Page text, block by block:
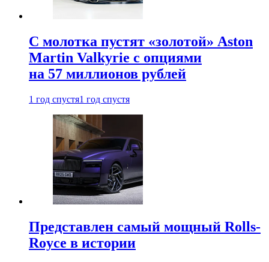
С молотка пустят «золотой» Aston
Martin Valkyrie с опциями
на 57 миллионов рублей
1 год спустя1 год спустя
Представлен самый мощный Rolls-
Royce в истории